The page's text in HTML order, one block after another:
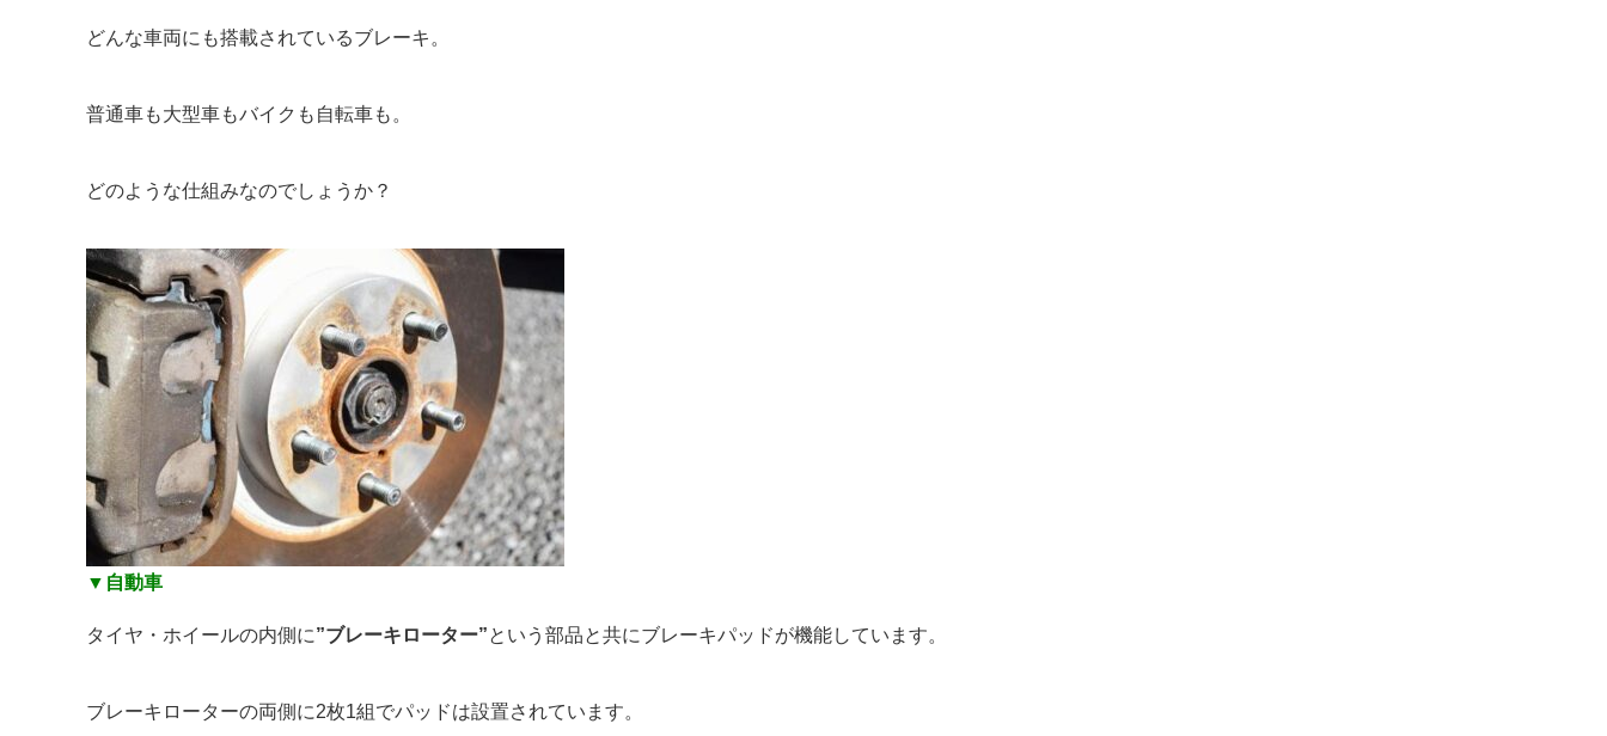
どんな車両にも搭載されているブレーキ。
普通車も大型車もバイクも自転車も。
どのような仕組みなのでしょうか？
▼自動車
タイヤ・ホイールの内側に”ブレーキローター”という部品と共にブレーキパッドが機能しています。
ブレーキローターの両側に2枚1組でパッドは設置されています。